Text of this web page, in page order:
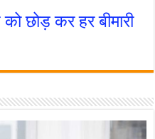
छोड़ कर हर बीमारी